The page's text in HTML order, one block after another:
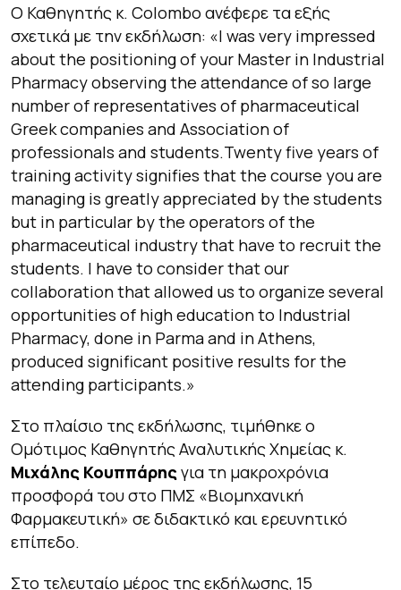
Ο Καθηγητής κ. Colombo ανέφερε τα εξής
σχετικά με την εκδήλωση: «I was very impressed
about the positioning of your Master in Industrial
Pharmacy observing the attendance of so large
number of representatives of pharmaceutical
Greek companies and Association of
professionals and students.Twenty five years of
training activity signifies that the course you are
managing is greatly appreciated by the students
but in particular by the operators of the
pharmaceutical industry that have to recruit the
students. I have to consider that our
collaboration that allowed us to organize several
opportunities of high education to Industrial
Pharmacy, done in Parma and in Athens,
produced significant positive results for the
attending participants.»
Στο πλαίσιο της εκδήλωσης, τιμήθηκε ο
Ομότιμος Καθηγητής Αναλυτικής Χημείας κ.
Μιχάλης Κουππάρης για τη μακροχρόνια
προσφορά του στο ΠΜΣ «Βιομηχανική
Φαρμακευτική» σε διδακτικό και ερευνητικό
επίπεδο.
Στο τελευταίο μέρος της εκδήλωσης, 15